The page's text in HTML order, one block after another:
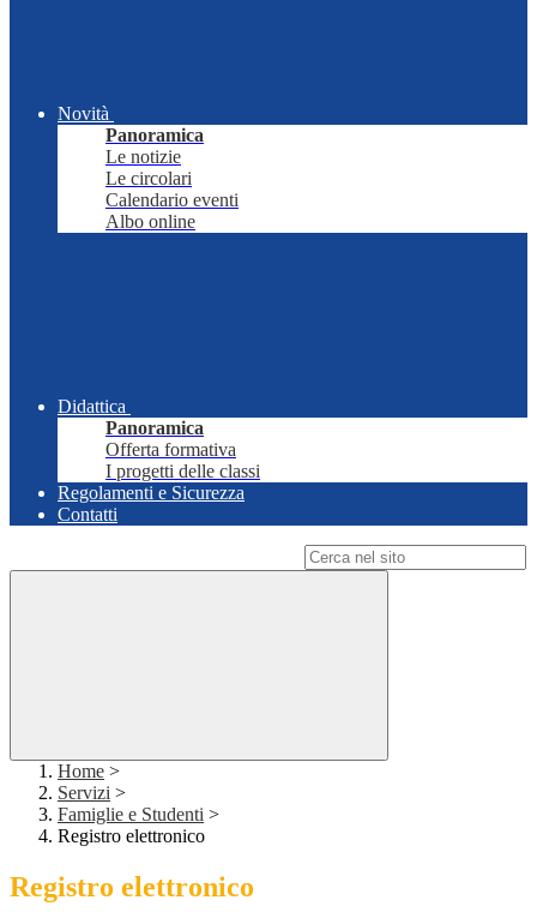
Novità
Panoramica
Le notizie
Le circolari
Calendario eventi
Albo online
Didattica
Panoramica
Offerta formativa
I progetti delle classi
Regolamenti e Sicurezza
Contatti
Home >
Servizi >
Famiglie e Studenti >
Registro elettronico
Registro elettronico